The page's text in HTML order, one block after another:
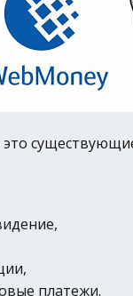
это
платежи.